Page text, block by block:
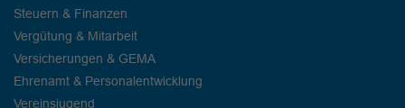
Steuern & Finanzen
Vergütung & Mitarbeit
Versicherungen & GEMA
Ehrenamt & Personalentwicklung
Vereinsjugend